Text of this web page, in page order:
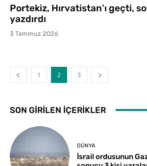
Portekiz, Hırvatistan’ı geçti,
yazdırdı
3 Temmuz 2026
1 2 3
SON GIRILEN İÇERIKLER
DÜNYA
İsrail ordusunun